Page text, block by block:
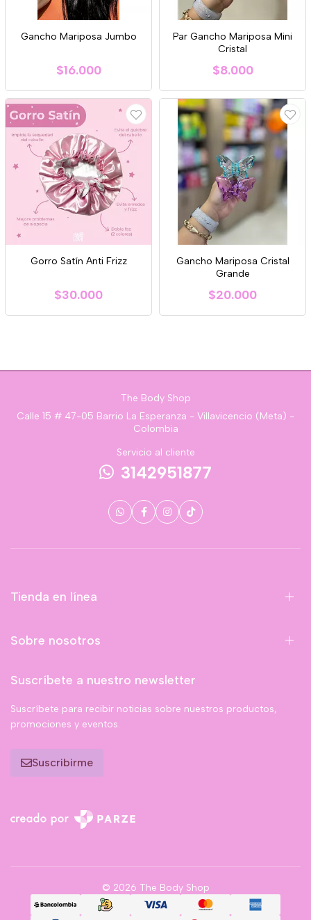
Gancho Mariposa Jumbo
$16.000
Par Gancho Mariposa Mini
Cristal
$8.000
Gorro Satín Anti Frizz
$30.000
Gancho Mariposa Cristal
Grande
$20.000
The Body Shop
Calle 15 # 47-05 Barrio La Esperanza - Villavicencio (Meta) -
Colombia
Servicio al cliente
3142951877
Tienda en línea
Sobre nosotros
Suscríbete a nuestro newsletter
Suscríbete para recibir noticias sobre nuestros productos,
promociones y eventos.
Suscribirme
© 2026 The Body Shop